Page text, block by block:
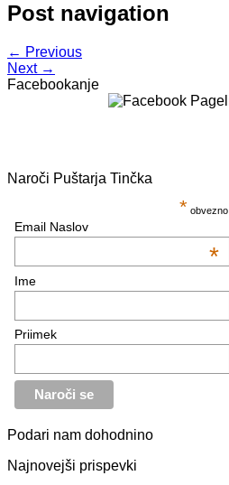
Post navigation
← Previous
Next →
Facebookanje
Naroči Puštarja Tinčka
* obvezno
Email Naslov
*
Ime
Priimek
Podari nam dohodnino
Najnovejši prispevki